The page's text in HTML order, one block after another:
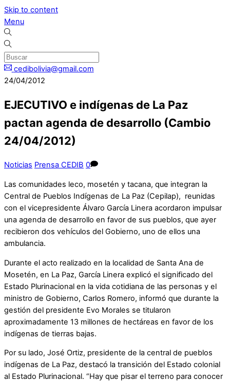
Skip to content
Menu
cedibolivia@gmail.com
24/04/2012
EJECUTIVO e indígenas de La Paz
pactan agenda de desarrollo (Cambio
24/04/2012)
Noticias Prensa CEDIB 0
Las comunidades leco, mosetén y tacana, que integran la
Central de Pueblos Indígenas de La Paz (Cepilap), reunidas
con el vicepresidente Álvaro García Linera acordaron impulsar
una agenda de desarrollo en favor de sus pueblos, que ayer
recibieron dos vehículos del Gobierno, uno de ellos una
ambulancia.
Durante el acto realizado en la localidad de Santa Ana de
Mosetén, en La Paz, García Linera explicó el significado del
Estado Plurinacional en la vida cotidiana de las personas y el
ministro de Gobierno, Carlos Romero, informó que durante la
gestión del presidente Evo Morales se titularon
aproximadamente 13 millones de hectáreas en favor de los
indígenas de tierras bajas.
Por su lado, José Ortiz, presidente de la central de pueblos
indígenas de La Paz, destacó la transición del Estado colonial
al Estado Plurinacional. “Hay que pisar el terreno para conocer